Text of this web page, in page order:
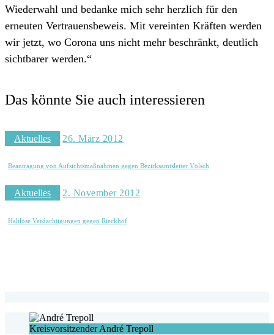
Wiederwahl und bedanke mich sehr herzlich für den
erneuten Vertrauensbeweis. Mit vereinten Kräften werden
wir jetzt, wo Corona uns nicht mehr beschränkt, deutlich
sichtbarer werden.“
Das könnte Sie auch interessieren
Aktuelles 26. März 2012
Beantragung von Aufsichtsmaßnahmen gegen Bezirksamtsleiter Völsch
Aktuelles 2. November 2012
Haltlose Verdächtigungen gegen Rieckhof
Kreisvorsitzender André Trepoll